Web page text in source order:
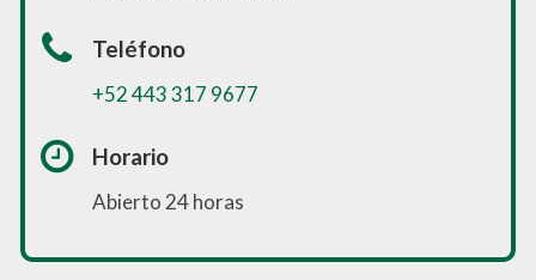
Teléfono
+52 443 317 9677
Horario
Abierto 24 horas